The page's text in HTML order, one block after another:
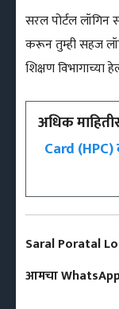
सरल पोर्टल लॉगिन
करून तुम्ही सहज
शिक्षण विभागाच्या
अधिक
Card (HPC)
Saral Poratal
आमचा WhatsApp